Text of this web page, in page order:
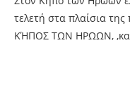
τελετή στα πλαίσια
ΚΉΠΟΣ ΤΩΝ ΗΡΩΩΝ,